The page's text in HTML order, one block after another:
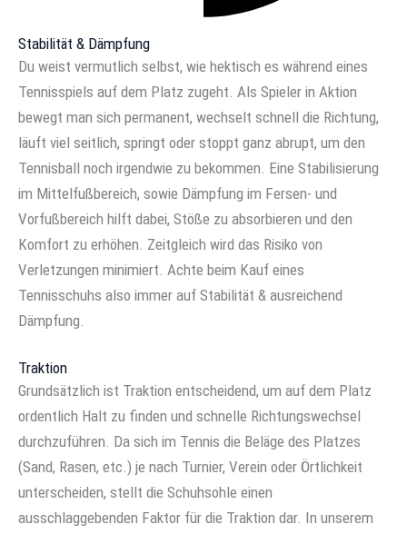
Stabilität & Dämpfung
Du weist vermutlich selbst, wie hektisch es während eines
Tennisspiels auf dem Platz zugeht. Als Spieler in Aktion
bewegt man sich permanent, wechselt schnell die Richtung,
läuft viel seitlich, springt oder stoppt ganz abrupt, um den
Tennisball noch irgendwie zu bekommen. Eine Stabilisierung
im Mittelfußbereich, sowie Dämpfung im Fersen- und
Vorfußbereich hilft dabei, Stöße zu absorbieren und den
Komfort zu erhöhen. Zeitgleich wird das Risiko von
Verletzungen minimiert. Achte beim Kauf eines
Tennisschuhs also immer auf Stabilität & ausreichend
Dämpfung.
Traktion
Grundsätzlich ist Traktion entscheidend, um auf dem Platz
ordentlich Halt zu finden und schnelle Richtungswechsel
durchzuführen. Da sich im Tennis die Beläge des Platzes
(Sand, Rasen, etc.) je nach Turnier, Verein oder Örtlichkeit
unterscheiden, stellt die Schuhsohle einen
ausschlaggebenden Faktor für die Traktion dar. In unserem